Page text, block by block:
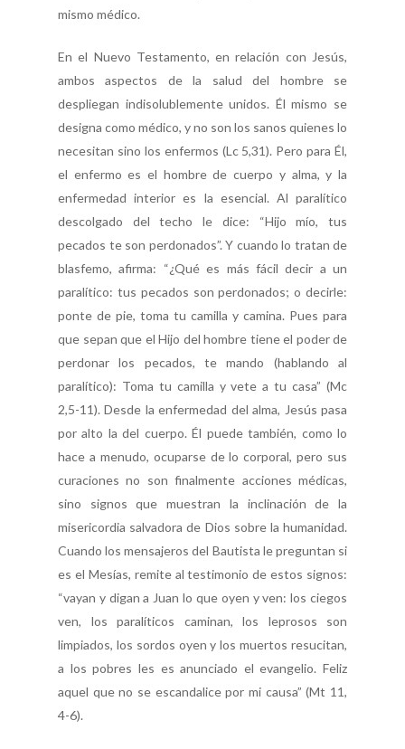
mismo médico.
En el Nuevo Testamento, en relación con Jesús,
ambos aspectos de la salud del hombre se
despliegan indisolublemente unidos. Él mismo se
designa como médico, y no son los sanos quienes lo
necesitan sino los enfermos (Lc 5,31). Pero para Él,
el enfermo es el hombre de cuerpo y alma, y la
enfermedad interior es la esencial. Al paralítico
descolgado del techo le dice: “Hijo mío, tus
pecados te son perdonados”. Y cuando lo tratan de
blasfemo, afirma: “¿Qué es más fácil decir a un
paralítico: tus pecados son perdonados; o decirle:
ponte de pie, toma tu camilla y camina. Pues para
que sepan que el Hijo del hombre tiene el poder de
perdonar los pecados, te mando (hablando al
paralítico): Toma tu camilla y vete a tu casa” (Mc
2,5-11). Desde la enfermedad del alma, Jesús pasa
por alto la del cuerpo. Él puede también, como lo
hace a menudo, ocuparse de lo corporal, pero sus
curaciones no son finalmente acciones médicas,
sino signos que muestran la inclinación de la
misericordia salvadora de Dios sobre la humanidad.
Cuando los mensajeros del Bautista le preguntan si
es el Mesías, remite al testimonio de estos signos:
“vayan y digan a Juan lo que oyen y ven: los ciegos
ven, los paralíticos caminan, los leprosos son
limpiados, los sordos oyen y los muertos resucitan,
a los pobres les es anunciado el evangelio. Feliz
aquel que no se escandalice por mi causa” (Mt 11,
4-6).